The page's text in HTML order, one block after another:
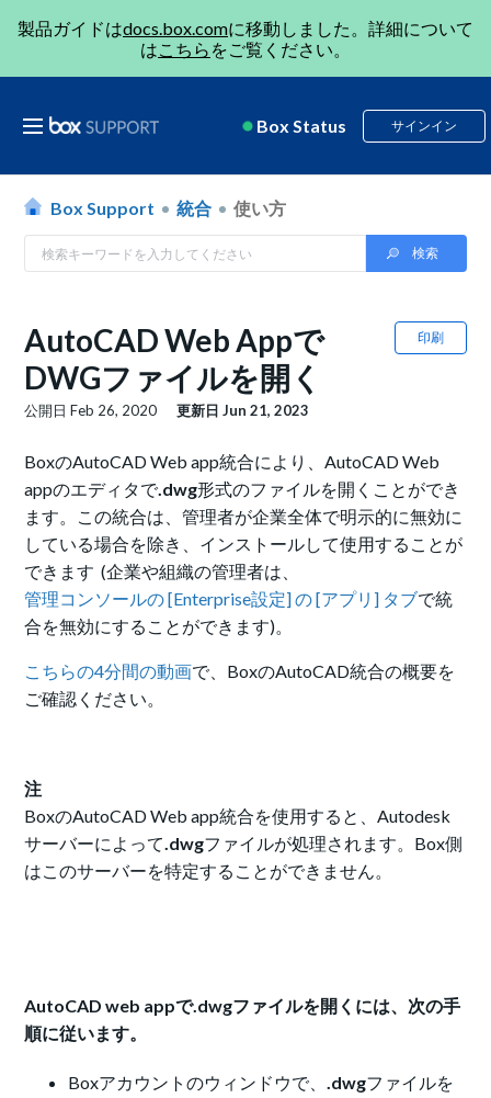
製品ガイドはdocs.box.comに移動しました。詳細について
はこちら をご覧ください。
Box Status サインイン
Box Support 統合 使い方
印刷
AutoCAD Web Appで
DWGファイルを開く
公開日Feb 26, 2020 更新日Jun 21, 2023
BoxのAutoCAD Web app統合により、AutoCAD Web
appのエディタで.dwg形式のファイルを開くことができ
ます。この統合は、管理者が企業全体で明示的に無効に
している場合を除き、インストールして使用することが
できます (企業や組織の管理者は、
管理コンソールの [Enterprise設定] の [アプリ] タブで統
合を無効にすることができます)。
こちらの4分間の動画で、BoxのAutoCAD統合の概要を
ご確認ください。
注
BoxのAutoCAD Web app統合を使用すると、Autodesk
サーバーによって.dwgファイルが処理されます。Box側
はこのサーバーを特定することができません。
AutoCAD web appで.dwgファイルを開くには、次の手
順に従います。
Boxアカウントのウィンドウで、.dwgファイルを